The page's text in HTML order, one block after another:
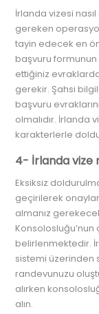
İrlanda vizesi
gereken
tayin edecek en
başvuru formunun
ettiğiniz
gerekir. Şahsi
başvuru
olmalıdır. İrlanda
karakterlerle
4- İrlanda vize
Eksiksiz
geçirilerek
almanız
belirlenmektedir.
sistemi üzerinden
randevunuzu
alırken
alın.